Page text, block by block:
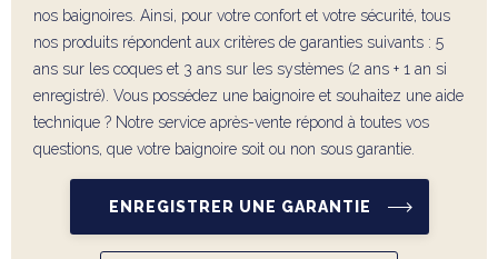
nos baignoires. Ainsi, pour votre confort et votre sécurité, tous
nos produits répondent aux critères de garanties suivants : 5
ans sur les coques et 3 ans sur les systèmes (2 ans + 1 an si
enregistré). Vous possédez une baignoire et souhaitez une aide
technique ? Notre service après-vente répond à toutes vos
questions, que votre baignoire soit ou non sous garantie.
ENREGISTRER UNE GARANTIE